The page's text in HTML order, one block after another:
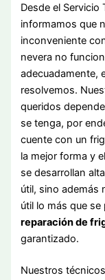
Desde el
informamos que
inconveniente
nevera no
adecuadamente,
resolvemos.
queridos
se tenga, por
cuente con un
la mejor forma y
se desarrollan
útil, sino además
útil lo más que
reparación de
garantizado.
Nuestros